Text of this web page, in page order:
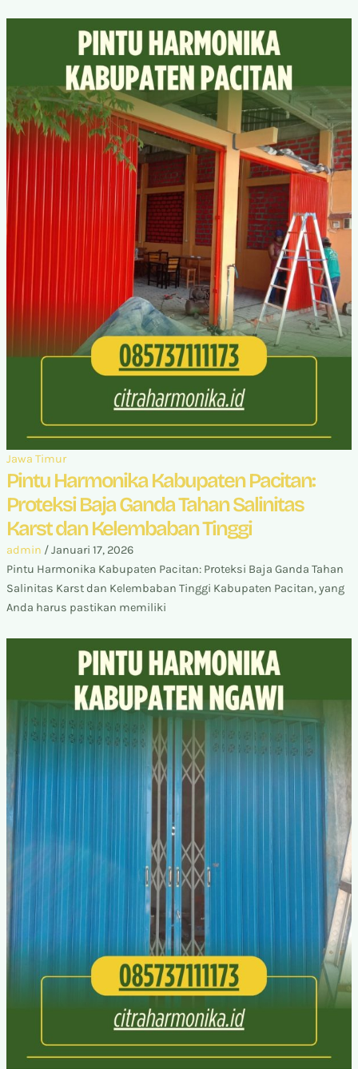
Jawa Timur
Pintu Harmonika Kabupaten Pacitan:
Proteksi Baja Ganda Tahan Salinitas
Karst dan Kelembaban Tinggi
admin /Januari 17, 2026
Pintu Harmonika Kabupaten Pacitan: Proteksi Baja Ganda Tahan
Salinitas Karst dan Kelembaban Tinggi Kabupaten Pacitan, yang
Anda harus pastikan memiliki